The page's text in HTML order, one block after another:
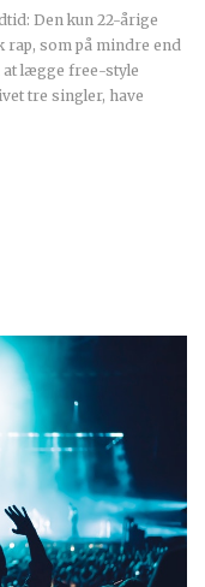
Den kun 22-årige
rap, som på mindre end
at lægge free-style
tre singler, have